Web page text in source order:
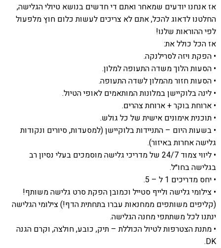
אז אנחנו יודעים שמאחר ואתם די חדשים בנושא טיולי הגלישה,
החלטנו לדאוג להכל, אתם לא צריכים לעשות כלום חוץ מלפעול
לפי ההוראות שלנו!
אז הכל כולל את:
• הפקת ויזה לסרילנקה.
• הסעות הלוך משדה התעופה למלון.
• הסעות חזור מהמלון לשדה התעופה.
• לינה בלוקיישן במלונות המותאמים לאופי הטיול.
• ארוחת בוקר + ארוחת צהרים.
• תוכנית אימונים אישית של כל גולש.
• בשעות היום – התניידות בלוקיישן (למסעדות, סיורים ונקודות
גלישה אחרות באיזור).
• ליווי צמוד 24/7 של מדריכי גלישה מוסמכים בעלי נסיון רב
בגלישה בחו״ל.
• יחס מדריכים 1 ל – 5.
• צילומי גלישה ולייף סטייל וכמובן הפקת סרט גלישה משותף!
(קליפים משותפים ממחנאות עברו בתחתית הדף!) צילומי הגלישה
ינתנו לכל משתתפי מחנה הגלישה.
• מתנת הצטרפות לטיול הכוללת – תיק, כובע, חולצה, וקרם הגנה
DK.